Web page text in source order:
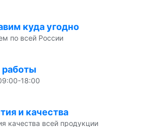
куда угодно
по всей России
18:00
и качества
качества всей продукции